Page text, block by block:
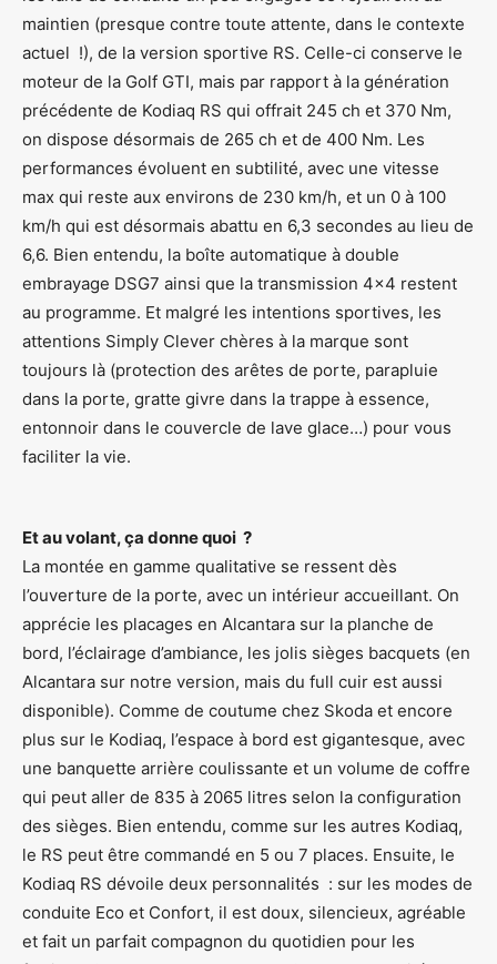
maintien (presque contre toute attente, dans le contexte
actuel !), de la version sportive RS. Celle-ci conserve le
moteur de la Golf GTI, mais par rapport à la génération
précédente de Kodiaq RS qui offrait 245 ch et 370 Nm,
on dispose désormais de 265 ch et de 400 Nm. Les
performances évoluent en subtilité, avec une vitesse
max qui reste aux environs de 230 km/h, et un 0 à 100
km/h qui est désormais abattu en 6,3 secondes au lieu de
6,6. Bien entendu, la boîte automatique à double
embrayage DSG7 ainsi que la transmission 4×4 restent
au programme. Et malgré les intentions sportives, les
attentions Simply Clever chères à la marque sont
toujours là (protection des arêtes de porte, parapluie
dans la porte, gratte givre dans la trappe à essence,
entonnoir dans le couvercle de lave glace…) pour vous
faciliter la vie.
Et au volant, ça donne quoi ?
La montée en gamme qualitative se ressent dès
l’ouverture de la porte, avec un intérieur accueillant. On
apprécie les placages en Alcantara sur la planche de
bord, l’éclairage d’ambiance, les jolis sièges bacquets (en
Alcantara sur notre version, mais du full cuir est aussi
disponible). Comme de coutume chez Skoda et encore
plus sur le Kodiaq, l’espace à bord est gigantesque, avec
une banquette arrière coulissante et un volume de coffre
qui peut aller de 835 à 2065 litres selon la configuration
des sièges. Bien entendu, comme sur les autres Kodiaq,
le RS peut être commandé en 5 ou 7 places. Ensuite, le
Kodiaq RS dévoile deux personnalités : sur les modes de
conduite Eco et Confort, il est doux, silencieux, agréable
et fait un parfait compagnon du quotidien pour les